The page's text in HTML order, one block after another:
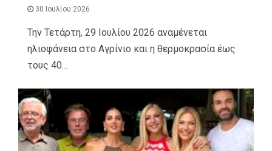
30 Ιουλίου 2026
Την Τετάρτη, 29 Ιουλίου 2026 αναμένεται
ηλιοφάνεια στο Αγρίνιο και η θερμοκρασία έως
τους 40…